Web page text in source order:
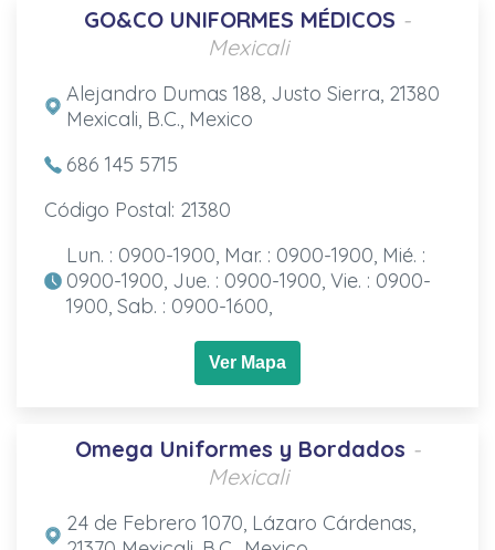
GO&CO UNIFORMES MÉDICOS -
Mexicali
Alejandro Dumas 188, Justo Sierra, 21380
Mexicali, B.C., Mexico
686 145 5715
Código Postal: 21380
Lun. : 0900-1900, Mar. : 0900-1900, Mié. :
0900-1900, Jue. : 0900-1900, Vie. : 0900-
1900, Sab. : 0900-1600,
Ver Mapa
Omega Uniformes y Bordados -
Mexicali
24 de Febrero 1070, Lázaro Cárdenas,